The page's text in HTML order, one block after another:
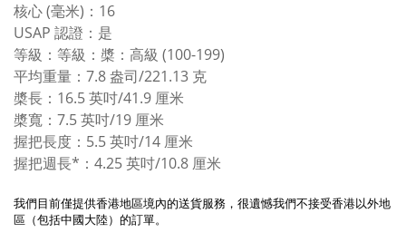
核心 (毫米)：16
USAP 認證：是
等級：等級：槳：高級 (100-199)
平均重量：7.8 盎司/221.13 克
槳長：16.5 英吋/41.9 厘米
槳寬：7.5 英吋/19 厘米
握把長度：5.5 英吋/14 厘米
握把週長*：4.25 英吋/10.8 厘米
我們目前僅提供香港地區境內的送貨服務，很遺憾我們不接受香港以外地
區（包括中國大陸）的訂單。